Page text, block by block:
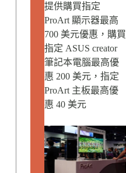
提供購買指定
ProArt 顯示器最高
700 美元優惠，購買
指定 ASUS creator
筆記本電腦最高優
惠 200 美元，指定
ProArt 主板最高優
惠 40 美元